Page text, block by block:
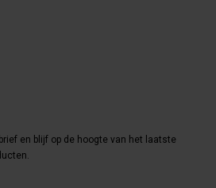
en blijf op de hoogte van het laatste